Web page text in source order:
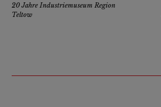
20 Jahre Industriemuseum Region
Teltow